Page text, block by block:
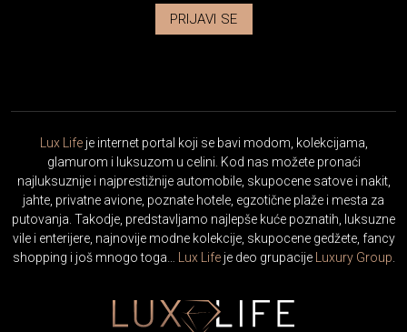
PRIJAVI SE
Lux Lifeje internet portal koji se bavi modom, kolekcijama,
glamurom i luksuzom u celini. Kod nas možete pronaći
najluksuznije i najprestižnije automobile, skupocene satove i nakit,
jahte, privatne avione, poznate hotele, egzotične plaže i mesta za
putovanja. Takodje, predstavljamo najlepše kuće poznatih, luksuzne
vile i enterijere, najnovije modne kolekcije, skupocene gedžete, fancy
shopping i još mnogo toga…
Lux Lifeje deo grupacije Luxury Group